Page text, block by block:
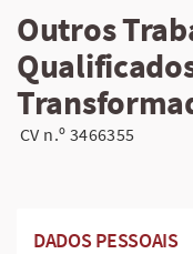
Outros
CV n.º 3466355
DADOS PESSOAIS